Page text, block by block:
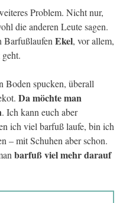
Problem. Nicht nur,
die anderen Leute sagen.
Barfußlaufen Ekel, vor allem,
Boden spucken, überall
Da möchte man
. Ich kann euch aber
ich viel barfuß laufe, bin ich
– mit Schuhen aber schon.
barfuß viel mehr darauf